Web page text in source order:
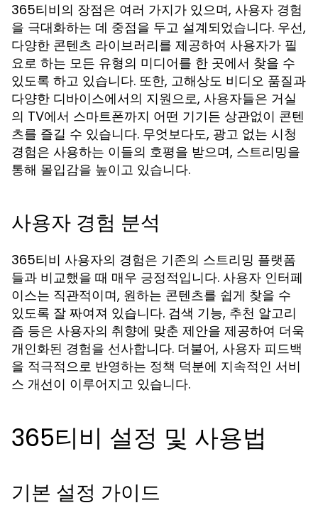
365티비의 장점은 여러 가지가 있으며, 사용자 경험
을 극대화하는 데 중점을 두고 설계되었습니다. 우선,
다양한 콘텐츠 라이브러리를 제공하여 사용자가 필
요로 하는 모든 유형의 미디어를 한 곳에서 찾을 수
있도록 하고 있습니다. 또한, 고해상도 비디오 품질과
다양한 디바이스에서의 지원으로, 사용자들은 거실
의 TV에서 스마트폰까지 어떤 기기든 상관없이 콘텐
츠를 즐길 수 있습니다. 무엇보다도, 광고 없는 시청
경험은 사용하는 이들의 호평을 받으며, 스트리밍을
통해 몰입감을 높이고 있습니다.
사용자 경험 분석
365티비 사용자의 경험은 기존의 스트리밍 플랫폼
들과 비교했을 때 매우 긍정적입니다. 사용자 인터페
이스는 직관적이며, 원하는 콘텐츠를 쉽게 찾을 수
있도록 잘 짜여져 있습니다. 검색 기능, 추천 알고리
즘 등은 사용자의 취향에 맞춘 제안을 제공하여 더욱
개인화된 경험을 선사합니다. 더불어, 사용자 피드백
을 적극적으로 반영하는 정책 덕분에 지속적인 서비
스 개선이 이루어지고 있습니다.
365티비 설정 및 사용법
기본 설정 가이드